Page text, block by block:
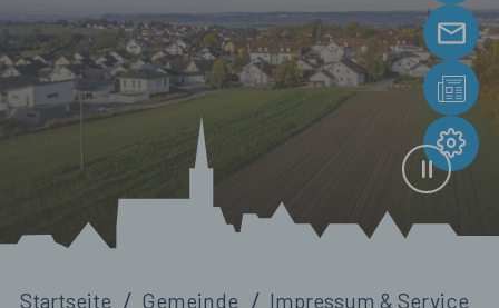
Startseite Gemeinde Impressum & Service